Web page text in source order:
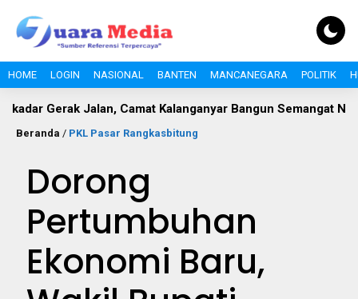
HOME LOGIN NASIONAL BANTEN MANCANEGARA POLITIK
Jalan, Camat Kalanganyar Bangun Semangat
Beranda / PKL Pasar Rangkasbitung
Dorong
Pertumbuhan
Ekonomi Baru,